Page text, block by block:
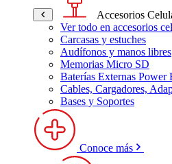
Accesorios
Ver todo en accesorios
Carcasas y estuches
Audífonos y manos libres
Memorias Micro SD
Baterías Externas Power
Cables, Cargadores,
Bases y Soportes
Conoce más